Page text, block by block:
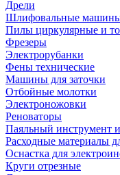
Дрели
Шлифовальные
Пилы циркулярные и
Фрезеры
Электрорубанки
Фены технические
Машины для заточки
Отбойные молотки
Электроножовки
Реноваторы
Паяльный инструмент
Расходные материалы
Оснастка для
Круги отрезные